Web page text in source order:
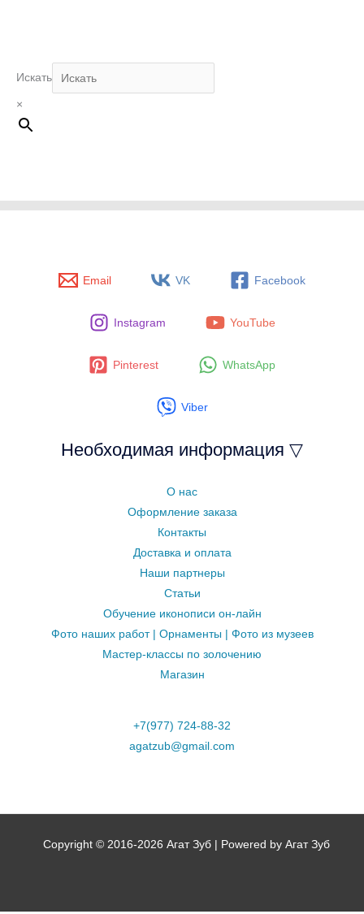
Искать
×
Email VK Facebook
Instagram YouTube
Pinterest WhatsApp
Viber
Необходимая информация ▽
О нас
Оформление заказа
Контакты
Доставка и оплата
Наши партнеры
Статьи
Обучение иконописи он-лайн
Фото наших работ | Орнаменты | Фото из музеев
Мастер-классы по золочению
Магазин
+7(977) 724-88-32
agatzub@gmail.com
Copyright © 2016-2026 Агат Зуб | Powered by Агат Зуб